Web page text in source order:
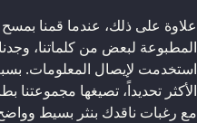
علاوة على ذلك، عندما قمنا
المطبوعة لبعض من كلماتنا،
استخدمت لإيصال المعلومات.
الأكثر تحديداً، تصيغها مجموعتنا
مع رغبات ناقدك بنثر بسيط